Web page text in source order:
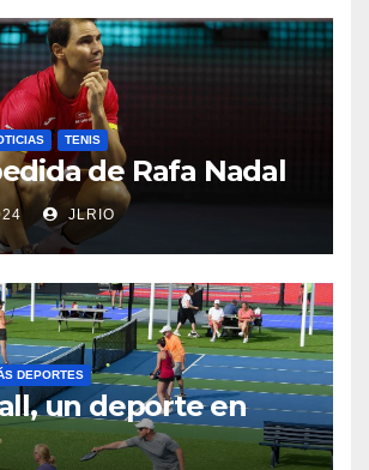
TENIS
de Rafa Nadal
JLRIO
DEPORTES
un deporte en